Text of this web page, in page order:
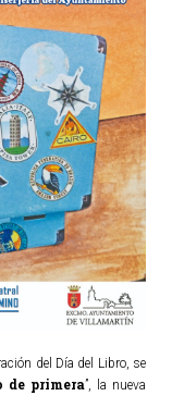
del Día del Libro, se
primera”, la nueva